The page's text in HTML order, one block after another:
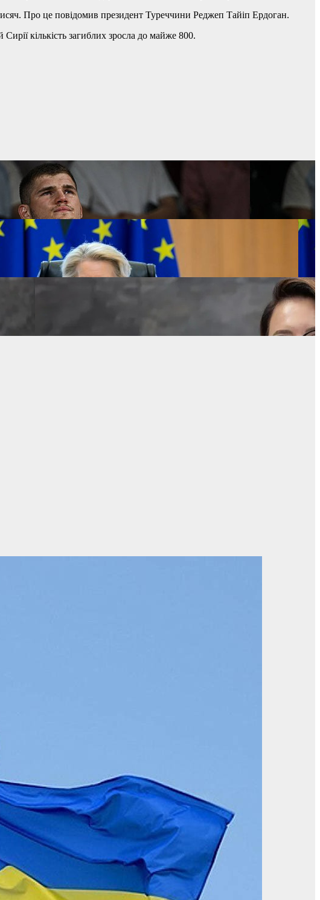
Про це повідомив президент Туреччини Реджеп Тайіп Ердоган.
кількість загиблих зросла до майже 800.